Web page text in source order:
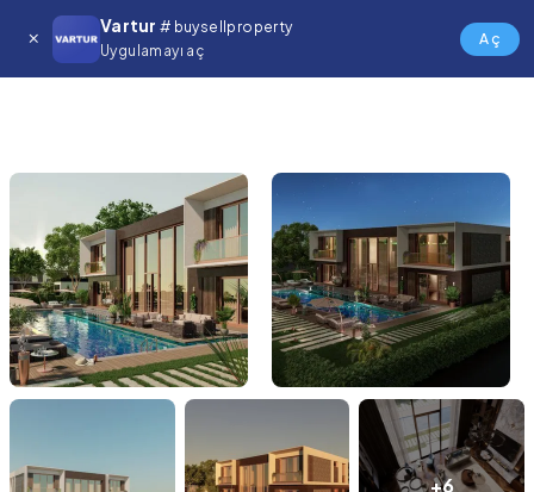
Vartur # buysellproperty
Uygulamayı aç
Aç
+6